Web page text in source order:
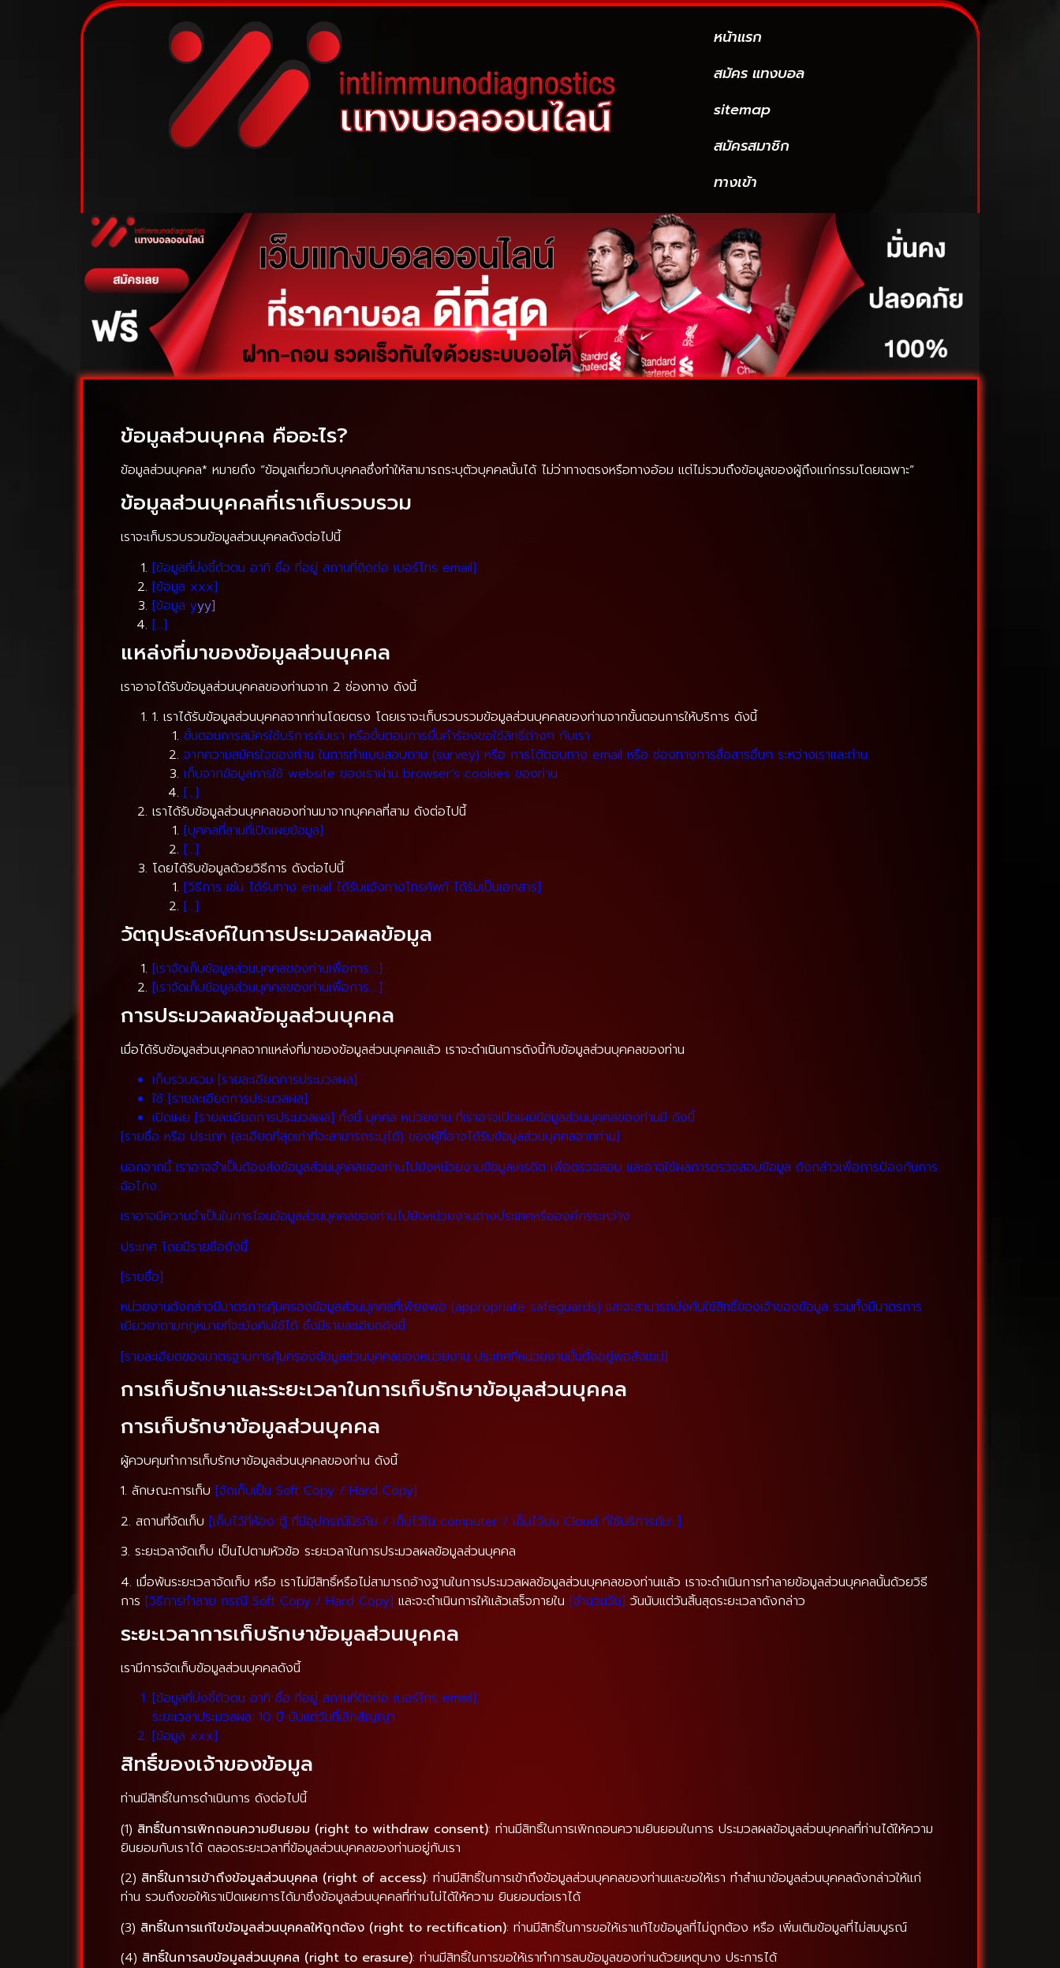
หน้าแรก
สมัคร แทงบอล
sitemap
สมัครสมาชิก
ทางเข้า
ข้อมูลส่วนบุคคล คืออะไร?
ข้อมูลส่วนบุคคล* หมายถึง “ข้อมูลเกี่ยวกับบุคคลซึ่งทำให้สามารถระบุตัวบุคคลนั้นได้ ไม่ว่าทางตรงหรือทางอ้อม แต่ไม่รวมถึงข้อมูลของผู้ถึงแก่กรรมโดยเฉพาะ”
ข้อมูลส่วนบุคคลที่เราเก็บรวบรวม
เราจะเก็บรวบรวมข้อมูลส่วนบุคคลดังต่อไปนี้
[ข้อมูลที่บ่งชี้ตัวตน อาทิ ชื่อ ที่อยู่ สถานที่ติดต่อ เบอร์โทร email]
[ข้อมูล xxx]
[ข้อมูล yyy]
[…]
แหล่งที่มาของข้อมูลส่วนบุคคล
เราอาจได้รับข้อมูลส่วนบุคคลของท่านจาก 2 ช่องทาง ดังนี้
1. เราได้รับข้อมูลส่วนบุคคลจากท่านโดยตรง โดยเราจะเก็บรวบรวมข้อมูลส่วนบุคคลของท่านจากขั้นตอนการให้บริการ ดังนี้
ขั้นตอนการสมัครใช้บริการกับเรา หรือขั้นตอนการยื่นคำร้องขอใช้สิทธิ์ต่างๆ กับเรา
จากความสมัครใจของท่าน ในการทำแบบสอบถาม (survey) หรือ การโต้ตอบทาง email หรือ ช่องทางการสื่อสารอื่นๆ ระหว่างเราและท่าน
เก็บจากข้อมูลการใช้ website ของเราผ่าน browser’s cookies ของท่าน
[…]
เราได้รับข้อมูลส่วนบุคคลของท่านมาจากบุคคลที่สาม ดังต่อไปนี้
[บุคคลที่สามที่เปิดเผยข้อมูล]
[…]
โดยได้รับข้อมูลด้วยวิธีการ ดังต่อไปนี้
[วิธีการ เช่น ได้รับทาง email ได้รับแจ้งทางโทรศัพท์ ได้รับเป็นเอกสาร]
[…]
วัตถุประสงค์ในการประมวลผลข้อมูล
[เราจัดเก็บข้อมูลส่วนบุคคลของท่านเพื่อการ….]
[เราจัดเก็บข้อมูลส่วนบุคคลของท่านเพื่อการ….]
การประมวลผลข้อมูลส่วนบุคคล
เมื่อได้รับข้อมูลส่วนบุคคลจากแหล่งที่มาของข้อมูลส่วนบุคคลแล้ว เราจะดำเนินการดังนี้กับข้อมูลส่วนบุคคลของท่าน
เก็บรวบรวม [รายละเอียดการประมวลผล]
ใช้ [รายละเอียดการประมวลผล]
เปิดเผย [รายละเอียดการประมวลผล] ทั้งนี้ บุคคล หน่วยงาน ที่เราอาจเปิดเผยข้อมูลส่วนบุคคลของท่านมี ดังนี้
[รายชื่อ หรือ ประเภท (ละเอียดที่สุดเท่าที่จะสามารถระบุได้) ของผู้ที่อาจได้รับข้อมูลส่วนบุคคลจากท่าน]
นอกจากนี้ เราอาจจำเป็นต้องส่งข้อมูลส่วนบุคคลของท่านไปยังหน่วยงานข้อมูลเครดิต เพื่อตรวจสอบ และอาจใช้ผลการตรวจสอบข้อมูล ดังกล่าวเพื่อการป้องกันการ
ฉ้อโกง
เราอาจมีความจำเป็นในการโอนข้อมูลส่วนบุคคลของท่านไปยังหน่วยงานต่างประเทศหรือองค์กรระหว่าง
ประเทศ โดยมีรายชื่อดังนี้
[รายชื่อ]
หน่วยงานดังกล่าวมีมาตรการคุ้มครองข้อมูลส่วนบุคคลที่เพียงพอ (appropriate safeguards) และจะสามารถบังคับใช้สิทธิ์ของเจ้าของข้อมูล รวมทั้งมีมาตรการ
เยียวยาตามกฎหมายที่จะบังคับใช้ได้ ซึ่งมีรายละเอียดดังนี้
[รายละเอียดของมาตรฐานการคุ้มครองข้อมูลส่วนบุคคลของหน่วยงาน ประเทศที่หน่วยงานนั้นตั้งอยู่พอสังเขป]
การเก็บรักษาและระยะเวลาในการเก็บรักษาข้อมูลส่วนบุคคล
การเก็บรักษาข้อมูลส่วนบุคคล
ผู้ควบคุมทำการเก็บรักษาข้อมูลส่วนบุคคลของท่าน ดังนี้
1. ลักษณะการเก็บ [จัดเก็บเป็น Soft Copy / Hard Copy]
2. สถานที่จัดเก็บ [เก็บไว้ที่ห้อง ตู้ ที่มีอุปกรณ์นิรภัย / เก็บไว้ใน computer / เก็บไว้บน Cloud ที่ใช้บริการกับ…]
3. ระยะเวลาจัดเก็บ เป็นไปตามหัวข้อ ระยะเวลาในการประมวลผลข้อมูลส่วนบุคคล
4. เมื่อพ้นระยะเวลาจัดเก็บ หรือ เราไม่มีสิทธิ์หรือไม่สามารถอ้างฐานในการประมวลผลข้อมูลส่วนบุคคลของท่านแล้ว เราจะดำเนินการทำลายข้อมูลส่วนบุคคลนั้นด้วยวิธี
การ [วิธีการทำลาย กรณี Soft Copy / Hard Copy] และจะดำเนินการให้แล้วเสร็จภายใน [จำนวนวัน] วันนับแต่วันสิ้นสุดระยะเวลาดังกล่าว
ระยะเวลาการเก็บรักษาข้อมูลส่วนบุคคล
เรามีการจัดเก็บข้อมูลส่วนบุคคลดังนี้
[ข้อมูลที่บ่งชี้ตัวตน อาทิ ชื่อ ที่อยู่ สถานที่ติดต่อ เบอร์โทร email]
ระยะเวลาประมวลผล: 10 ปี นับแต่วันที่เลิกสัญญา
[ข้อมูล xxx]
สิทธิ์ของเจ้าของข้อมูล
ท่านมีสิทธิ์ในการดำเนินการ ดังต่อไปนี้
(1) สิทธิ์ในการเพิกถอนความยินยอม (right to withdraw consent): ท่านมีสิทธิ์ในการเพิกถอนความยินยอมในการ ประมวลผลข้อมูลส่วนบุคคลที่ท่านได้ให้ความ
ยินยอมกับเราได้ ตลอดระยะเวลาที่ข้อมูลส่วนบุคคลของท่านอยู่กับเรา
(2) สิทธิ์ในการเข้าถึงข้อมูลส่วนบุคคล (right of access): ท่านมีสิทธิ์ในการเข้าถึงข้อมูลส่วนบุคคลของท่านและขอให้เรา ทำสำเนาข้อมูลส่วนบุคคลดังกล่าวให้แก่
ท่าน รวมถึงขอให้เราเปิดเผยการได้มาซึ่งข้อมูลส่วนบุคคลที่ท่านไม่ได้ให้ความ ยินยอมต่อเราได้
(3) สิทธิ์ในการแก้ไขข้อมูลส่วนบุคคลให้ถูกต้อง (right to rectification): ท่านมีสิทธิ์ในการขอให้เราแก้ไขข้อมูลที่ไม่ถูกต้อง หรือ เพิ่มเติมข้อมูลที่ไม่สมบูรณ์
(4) สิทธิ์ในการลบข้อมูลส่วนบุคคล (right to erasure): ท่านมีสิทธิ์ในการขอให้เราทำการลบข้อมูลของท่านด้วยเหตุบาง ประการได้